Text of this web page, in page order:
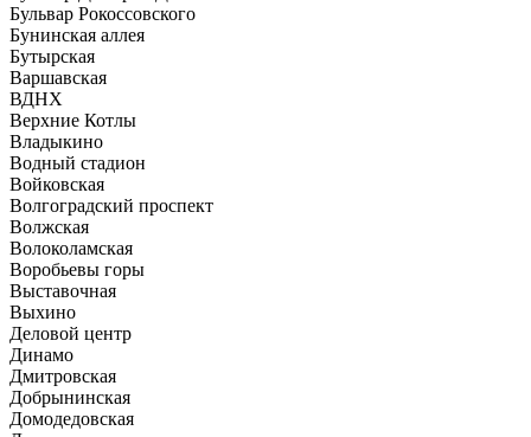
Бульвар Рокоссовского
Бунинская аллея
Бутырская
Варшавская
ВДНХ
Верхние Котлы
Владыкино
Водный стадион
Войковская
Волгоградский проспект
Волжская
Волоколамская
Воробьевы горы
Выставочная
Выхино
Деловой центр
Динамо
Дмитровская
Добрынинская
Домодедовская